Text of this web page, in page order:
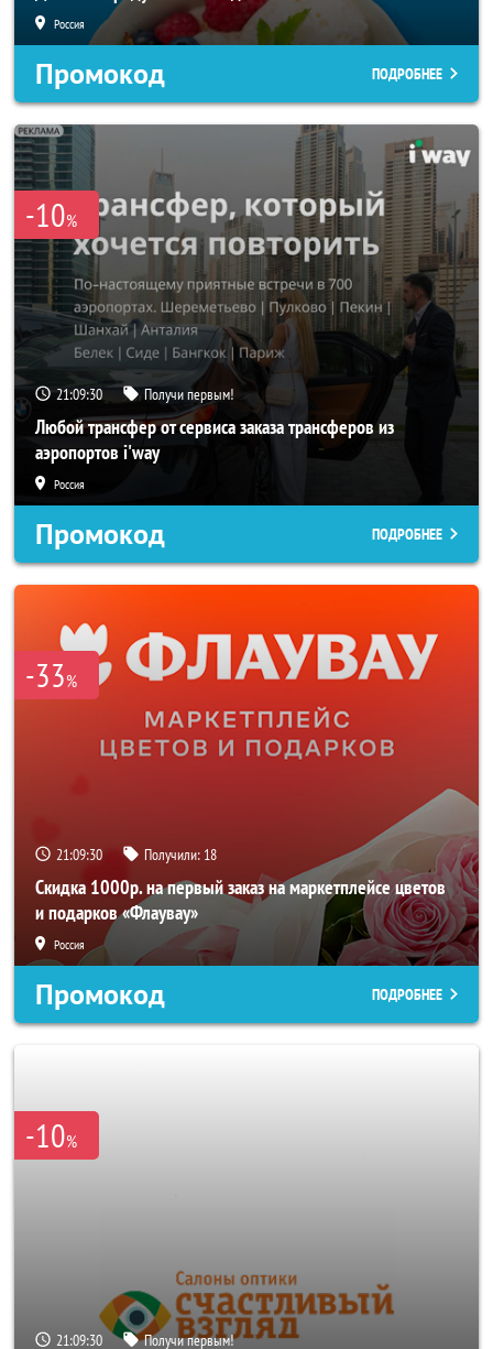
Россия
Промокод ПОДРОБНЕЕ
-10%
21:09:28 Получи первым!
Любой трансфер от сервиса заказа трансферов из
аэропортов i'way
Россия
Промокод ПОДРОБНЕЕ
-33%
21:09:28 Получили: 18
Скидка 1000р. на первый заказ на маркетплейсе цветов
и подарков «Флаувау»
Россия
Промокод ПОДРОБНЕЕ
-10%
21:09:28 Получи первым!